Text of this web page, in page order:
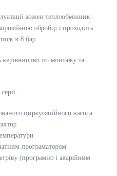
кожен теплообмінник
обробці і проходить
в 8 бар.
керівництво по монтажу та
циркуляційного насоса
програматором
(програмно і аварійним